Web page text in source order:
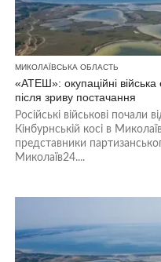
МИКОЛАЇВСЬКА ОБЛАСТЬ
«АТЕШ»: окупаційні війська
після зриву постачання
Російські військові почали
Кінбурнській косі в
представники
Миколаїв24....